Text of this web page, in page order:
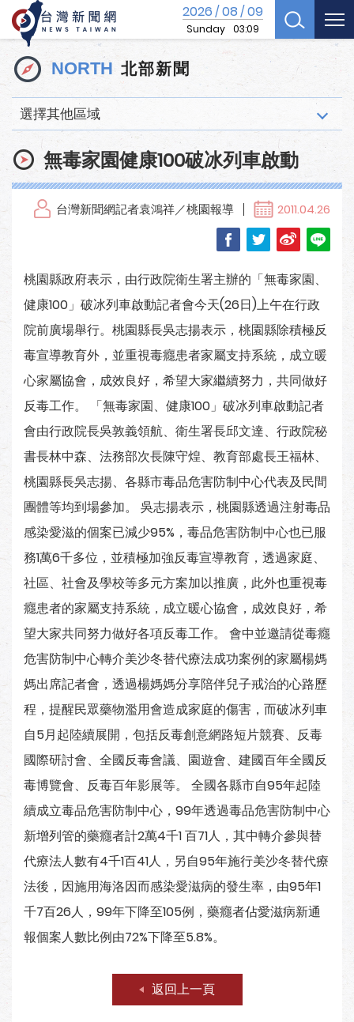
2026/08/09
Sunday 03:09
NORTH 北部新聞
選擇其他區域
無毒家園健康100破冰列車啟動
台灣新聞網記者袁鴻祥／桃園報導 2011.04.26
桃園縣政府表示，由行政院衛生署主辦的「無毒家園、
健康100」破冰列車啟動記者會今天(26日)上午在行政
院前廣場舉行。桃園縣長吳志揚表示，桃園縣除積極反
毒宣導教育外，並重視毒癮患者家屬支持系統，成立暖
心家屬協會，成效良好，希望大家繼續努力，共同做好
反毒工作。 「無毒家園、健康100」破冰列車啟動記者
會由行政院長吳敦義領航、衛生署長邱文達、行政院秘
書長林中森、法務部次長陳守煌、教育部處長王福林、
桃園縣長吳志揚、各縣市毒品危害防制中心代表及民間
團體等均到場參加。 吳志揚表示，桃園縣透過注射毒品
感染愛滋的個案已減少95%，毒品危害防制中心也已服
務1萬6千多位，並積極加強反毒宣導教育，透過家庭、
社區、社會及學校等多元方案加以推廣，此外也重視毒
癮患者的家屬支持系統，成立暖心協會，成效良好，希
望大家共同努力做好各項反毒工作。 會中並邀請從毒癮
危害防制中心轉介美沙冬替代療法成功案例的家屬楊媽
媽出席記者會，透過楊媽媽分享陪伴兒子戒治的心路歷
程，提醒民眾藥物濫用會造成家庭的傷害，而破冰列車
自5月起陸續展開，包括反毒創意網路短片競賽、反毒
國際研討會、全國反毒會議、園遊會、建國百年全國反
毒博覽會、反毒百年影展等。 全國各縣市自95年起陸
續成立毒品危害防制中心，99年透過毒品危害防制中心
新增列管的藥癮者計2萬4千1 百71人，其中轉介參與替
代療法人數有4千1百41人，另自95年施行美沙冬替代療
法後，因施用海洛因而感染愛滋病的發生率，由95年1
千7百26人，99年下降至105例，藥癮者佔愛滋病新通
報個案人數比例由72%下降至5.8%。
返回上一頁